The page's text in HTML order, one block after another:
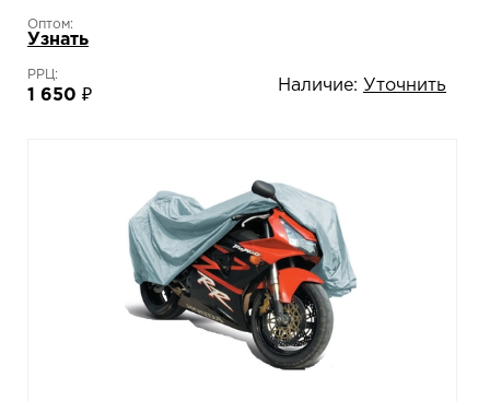
Оптом:
Узнать
РРЦ:
1 650 ₽
Наличие: Уточнить